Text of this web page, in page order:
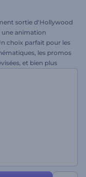
sortie d'Hollywood
une animation
choix parfait pour les
les promos
et bien plus